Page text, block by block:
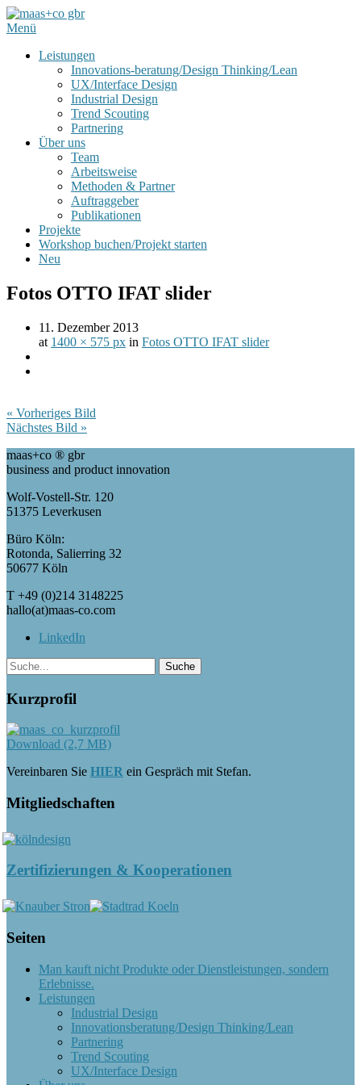
Menü
Leistungen
Innovations-beratung/Design Thinking/Lean
UX/Interface Design
Industrial Design
Trend Scouting
Partnering
Über uns
Team
Arbeitsweise
Methoden & Partner
Auftraggeber
Publikationen
Projekte
Workshop buchen/Projekt starten
Neu
Fotos OTTO IFAT slider
11. Dezember 2013
at 1400 × 575 px in Fotos OTTO IFAT slider
« Vorheriges Bild
Nächstes Bild »
maas+co ® gbr
business and product innovation
Wolf-Vostell-Str. 120
51375 Leverkusen
Büro Köln:
Rotonda, Salierring 32
50677 Köln
T +49 (0)214 3148225
hallo(at)maas-co.com
LinkedIn
Kurzprofil
Download (2,7 MB)
Vereinbaren Sie HIER ein Gespräch mit Stefan.
Mitgliedschaften
Zertifizierungen & Kooperationen
Seiten
Man kauft nicht Produkte oder Dienstleistungen, sondern
Erlebnisse.
Leistungen
Industrial Design
Innovationsberatung/Design Thinking/Lean
Partnering
Trend Scouting
UX/Interface Design